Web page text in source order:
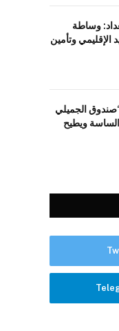
وساطة
الإقليمي وتأمين
الجميلي
ويطيح